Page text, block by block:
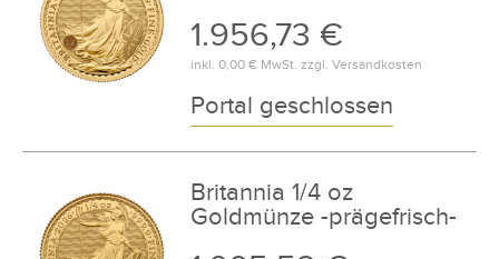
1.956,73 €
inkl. 0,00 €MwSt. zzgl. Versandkosten
Portal geschlossen
Britannia 1/4 oz
Goldmünze -prägefrisch-